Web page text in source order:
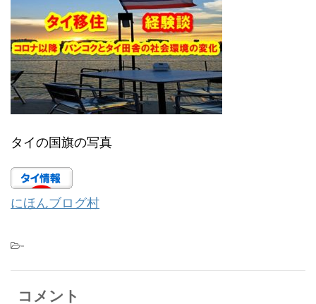
タイの国旗の写真
にほんブログ村
-
コメント